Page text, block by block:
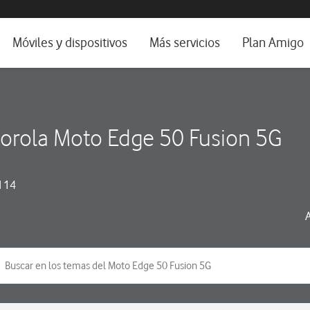
e idioma
Móviles y dispositivos
Ver todos
Más servicios Plan Amigo
Moto Edge 50 Fusion 5G
14